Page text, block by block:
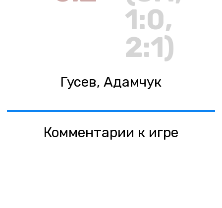
1:0,
2:1)
Гусев, Адамчук
Комментарии к игре